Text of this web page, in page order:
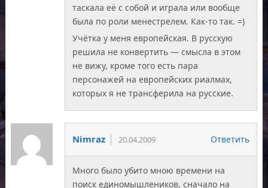
таскала её с собой и играла или вообще
была по роли менестрелем. Как-то так. =)
Учётка у меня европейская. В русскую
решила не конвертить — смысла в этом
не вижу, кроме того есть пара
персонажей на европейских риалмах,
которых я не трансферила на русские.
Nimraz 20.04.2009 Ответить
Много было убито мною времени на
поиск единомышлеников, сначало на